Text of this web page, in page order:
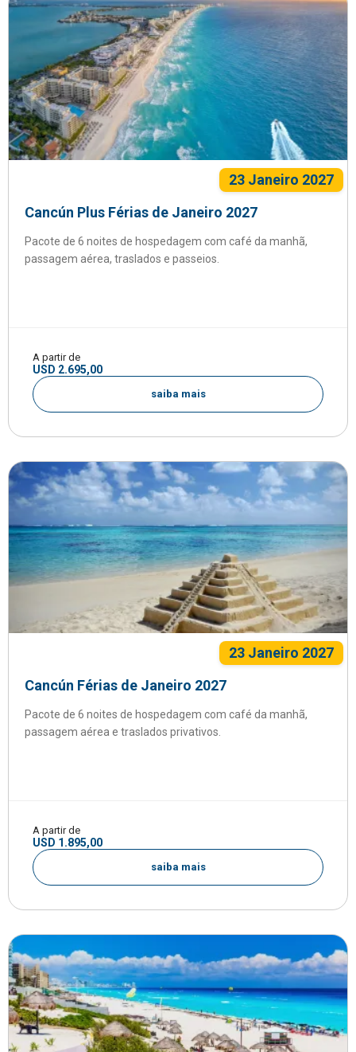
23 Janeiro 2027
Cancún Plus Férias de Janeiro 2027
Pacote de 6 noites de hospedagem com café da manhã,
passagem aérea, traslados e passeios.
A partir de
USD 2.695,00
saiba mais
23 Janeiro 2027
Cancún Férias de Janeiro 2027
Pacote de 6 noites de hospedagem com café da manhã,
passagem aérea e traslados privativos.
A partir de
USD 1.895,00
saiba mais